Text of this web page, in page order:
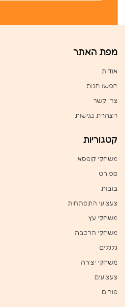
מפת האתר
אודות
חפשו חנות
צרו קשר
הצהרת נגישות
קטגוריות
משחקי קופסא
ספורט
בובות
צעצועי התפתחות
משחקי עץ
משחקי הרכבה
גלגלים
משחקי יצירה
צעצועים
פורים